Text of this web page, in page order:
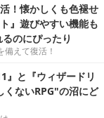
！懐かしくも色褪せ
』遊びやすい機能も
のにぴったり
えて復活！
』と『ウィザードリ
くないRPG"の沼にど